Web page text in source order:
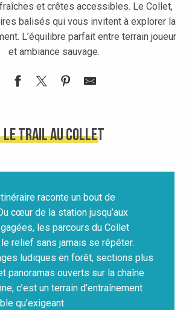
et crêtes accessibles. Le Collet,
balisés qui vous invitent à explorer la
L’équilibre parfait entre terrain joueur
et ambiance sauvage.
Le Trail au Collet
raconte un bout de
cœur de la station jusqu’aux
les parcours du Collet
relief sans jamais se répéter.
ludiques en forêt, sections plus
panoramas ouverts sur la chaîne
c’est un terrain d’entraînement
qu’exigeant.